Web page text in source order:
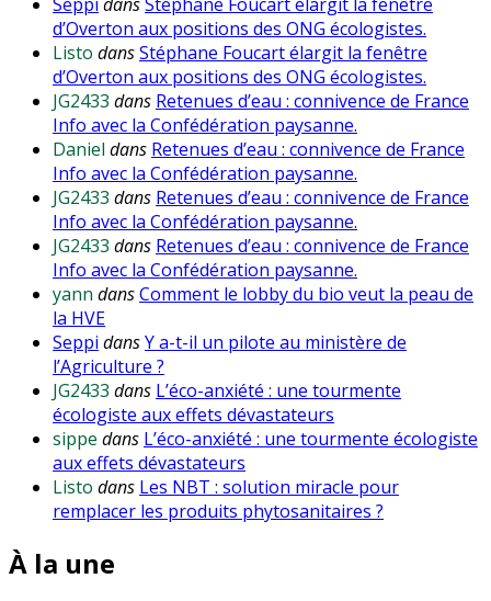
d’Overton aux positions des ONG écologistes.
Listo dansStéphane Foucart élargit la fenêtre
d’Overton aux positions des ONG écologistes.
JG2433 dans Retenues d’eau : connivence de France
Info avec la Confédération paysanne.
Daniel dans Retenues d’eau : connivence de France
Info avec la Confédération paysanne.
JG2433 dans Retenues d’eau : connivence de France
Info avec la Confédération paysanne.
JG2433 dans Retenues d’eau : connivence de France
Info avec la Confédération paysanne.
yann dansComment le lobby du bio veut la peau de
la HVE
Seppi dansY a-t-il un pilote au ministère de
l’Agriculture ?
JG2433 dans L’éco-anxiété : une tourmente
écologiste aux effets dévastateurs
sippe dans L’éco-anxiété : une tourmente écologiste
aux effets dévastateurs
Listo dans Les NBT : solution miracle pour
remplacer les produits phytosanitaires ?
À la une